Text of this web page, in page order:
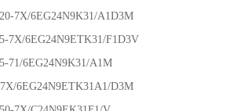
7X/6EG24N9K31/A1D3M
7X/6EG24N9ETK31/F1D3V
71/6EG24N9K31/A1M
6EG24N9ETK31A1/D3M